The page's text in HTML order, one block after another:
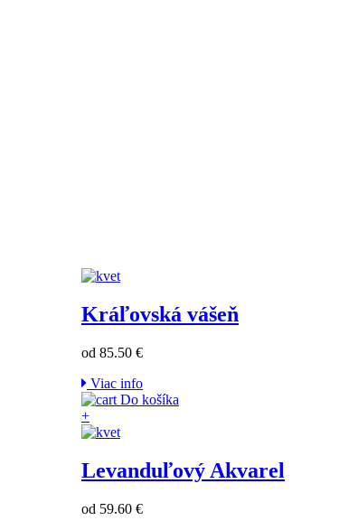
Kráľovská vášeň
od 85.50 €
Viac info
Do košíka
+
Levanduľový Akvarel
od 59.60 €